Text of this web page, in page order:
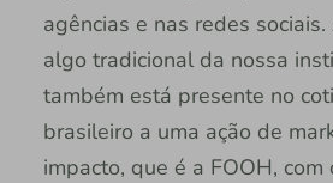
agências e nas redes
algo tradicional da nossa
também está presente no
brasileiro a uma ação de
impacto, que é a FOOH,